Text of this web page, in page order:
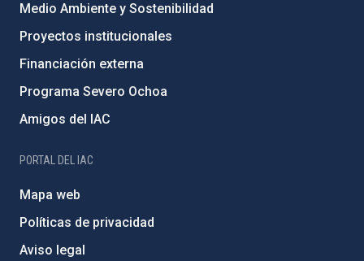
Medio Ambiente y Sostenibilidad
Proyectos institucionales
Financiación externa
Programa Severo Ochoa
Amigos del IAC
PORTAL DEL IAC
Mapa web
Políticas de privacidad
Aviso legal